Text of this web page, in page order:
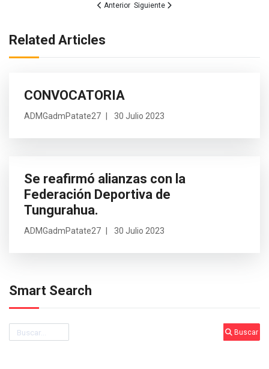
Artículo anterior: CONVOCATORIA
Anterior Artículo siguiente: Se reafirmó alianzas
Siguiente
Related Articles
CONVOCATORIA
ADMGadmPatate27 30 Julio 2023
Se reafirmó alianzas con la
Federación Deportiva de
Tungurahua.
ADMGadmPatate27 30 Julio 2023
Smart Search
Buscar Buscar